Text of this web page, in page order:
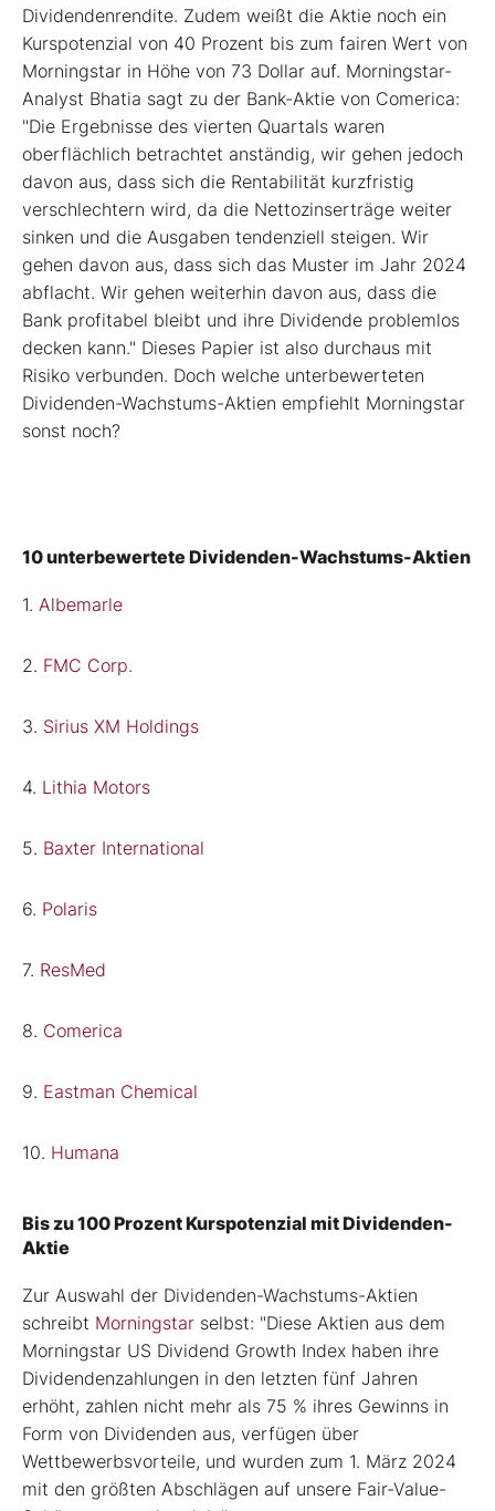
Dividendenrendite. Zudem weißt die Aktie noch ein
Kurspotenzial von 40 Prozent bis zum fairen Wert von
Morningstar in Höhe von 73 Dollar auf. Morningstar-
Analyst Bhatia sagt zu der Bank-Aktie von Comerica:
"Die Ergebnisse des vierten Quartals waren
oberflächlich betrachtet anständig, wir gehen jedoch
davon aus, dass sich die Rentabilität kurzfristig
verschlechtern wird, da die Nettozinserträge weiter
sinken und die Ausgaben tendenziell steigen. Wir
gehen davon aus, dass sich das Muster im Jahr 2024
abflacht. Wir gehen weiterhin davon aus, dass die
Bank profitabel bleibt und ihre Dividende problemlos
decken kann." Dieses Papier ist also durchaus mit
Risiko verbunden. Doch welche unterbewerteten
Dividenden-Wachstums-Aktien empfiehlt Morningstar
sonst noch?
10 unterbewertete Dividenden-Wachstums-Aktien
1. Albemarle
2. FMC Corp.
3. Sirius XM Holdings
4. Lithia Motors
5. Baxter International
6. Polaris
7. ResMed
8. Comerica
9. Eastman Chemical
10. Humana
Bis zu 100 Prozent Kurspotenzial mit Dividenden-
Aktie
Zur Auswahl der Dividenden-Wachstums-Aktien
schreibt Morningstar selbst: "Diese Aktien aus dem
Morningstar US Dividend Growth Index haben ihre
Dividendenzahlungen in den letzten fünf Jahren
erhöht, zahlen nicht mehr als 75 % ihres Gewinns in
Form von Dividenden aus, verfügen über
Wettbewerbsvorteile, und wurden zum 1. März 2024
mit den größten Abschlägen auf unsere Fair-Value-